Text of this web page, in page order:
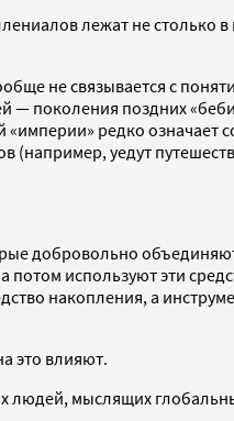
лежат не столько
не связывается с
— поколения поздних
редко означает
(например, уедут
добровольно
используют эти
накопления, а
это влияют.
людей, мыслящих